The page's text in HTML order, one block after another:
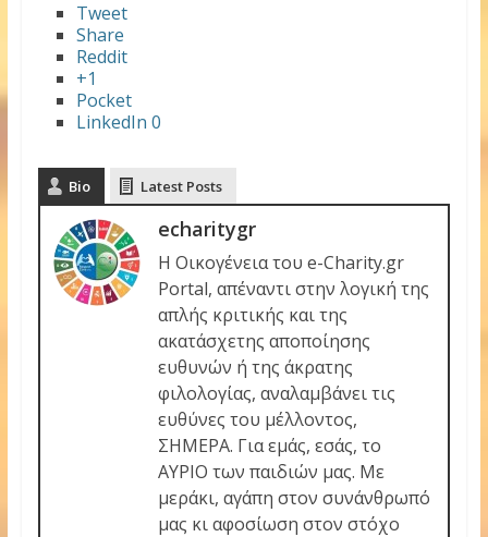
Tweet
Share
Reddit
+1
Pocket
LinkedIn 0
Bio Latest Posts
echaritygr
Η Οικογένεια του e-Charity.gr
Portal, απέναντι στην λογική της
απλής κριτικής και της
ακατάσχετης αποποίησης
ευθυνών ή της άκρατης
φιλολογίας, αναλαμβάνει τις
ευθύνες του μέλλοντος,
ΣΗΜΕΡΑ. Για εμάς, εσάς, το
ΑΥΡΙΟ των παιδιών μας. Με
μεράκι, αγάπη στον συνάνθρωπό
μας κι αφοσίωση στον στόχο